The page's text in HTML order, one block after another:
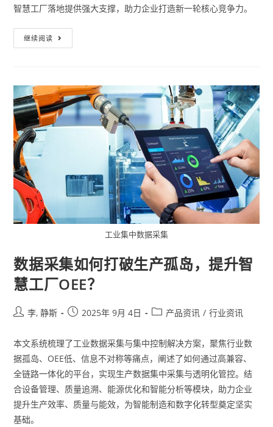
智慧工厂落地提供强大支撑，助力企业打造新一轮核心竞争力。
继续阅读
工业集中数据采集
数据采集如何打破生产孤岛，提升智
慧工厂OEE？
李, 静斯 2025年 9月 4日 产品资讯 / 行业资讯
本文系统梳理了工业数据采集与集中控制解决方案，聚焦行业数
据孤岛、OEE低、信息不对称等痛点，阐述了如何通过高兼容、
全链路一体化的平台，实现生产数据集中采集与透明化管控。结
合设备管理、质量追溯、能源优化和智能分析等模块，助力企业
提升生产效率、质量与能效，为智能制造和数字化转型奠定坚实
基础。